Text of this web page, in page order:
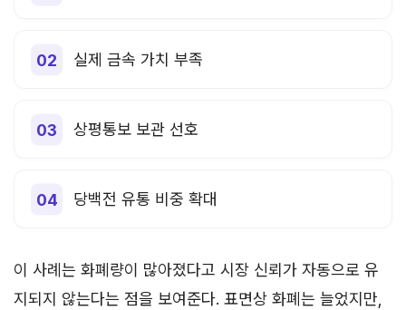
실제 금속 가치 부족
상평통보 보관 선호
당백전 유통 비중 확대
이 사례는 화폐량이 많아졌다고 시장 신뢰가 자동으로 유
지되지 않는다는 점을 보여준다. 표면상 화폐는 늘었지만,